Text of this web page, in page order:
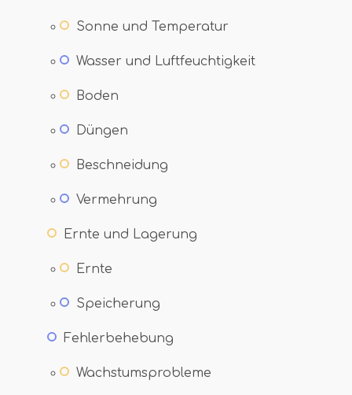
Sonne und Temperatur
Wasser und Luftfeuchtigkeit
Boden
Düngen
Beschneidung
Vermehrung
Ernte und Lagerung
Ernte
Speicherung
Fehlerbehebung
Wachstumsprobleme